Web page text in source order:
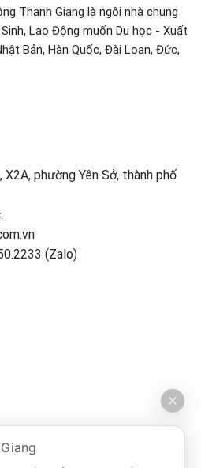
Thanh Giang là ngôi nhà chung
Lao Động muốn Du học - Xuất
Bản, Hàn Quốc, Đài Loan, Đức,
phường Yên Sở, thành phố
(Zalo)